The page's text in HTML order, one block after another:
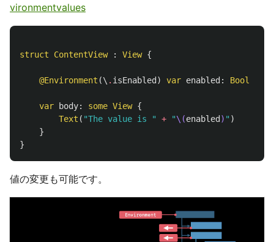
vironmentvalues
struct ContentView : View {
@Environment (\ . isEnabled ) var enabled : Bool
var body: some View {
Text ( "The value is " + "\(enabled ) " )
}
}
値の変更も可能です。